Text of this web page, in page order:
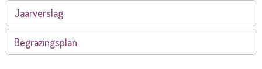
Jaarverslag
Begrazingsplan